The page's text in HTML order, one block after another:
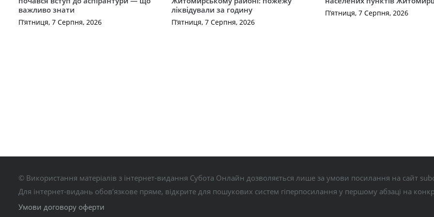
важливо знати
П’ятниця, 7 Серпня, 2026
ліквідували за годину
П’ятниця, 7 Серпня, 2026
П’ятниця, 7 Серпня, 2026
© Використання матеріалів з інтернет-видання Субота Онлайн дозволяється лише за умови посилання на сайт
Для інтернет-видань обов’язкове пряме, відкрите для пошукових систем гіперпосилання у першому абзаці на
Умови договору оферти